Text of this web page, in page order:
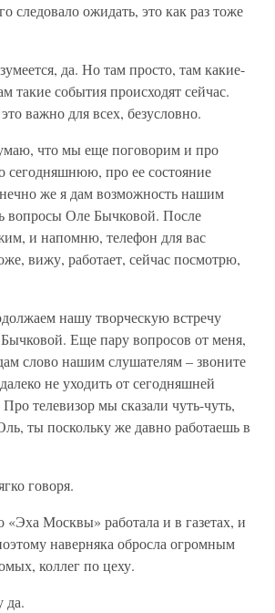
ожидать, это как раз тоже
да. Но там просто, там какие-
такие события происходят сейчас.
важно для всех, безусловно.
что мы еще поговорим и про
сегодняшнюю, про ее состояние
же я дам возможность нашим
вопросы Оле Бычковой. После
и напомню, телефон для вас
вижу, работает, сейчас посмотрю,
нашу творческую встречу
Еще пару вопросов от меня,
слово нашим слушателям – звоните
не уходить от сегодняшней
телевизор мы сказали чуть-чуть,
ты поскольку же давно работаешь в
говоря.
Москвы» работала и в газетах, и
наверняка обросла огромным
коллег по цеху.